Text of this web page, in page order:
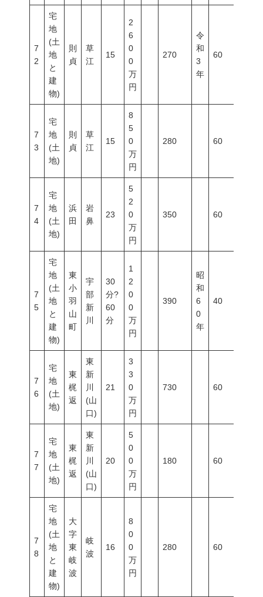
7
2
宅
地
(土
地
と
建
物)
則
貞
草
江
15
2
6
0
0
万
円
270
令
和
3
年
60
7
3
宅
地
(土
地)
則
貞
草
江
15
8
5
0
万
円
280 60
7
4
宅
地
(土
地)
浜
田
岩
鼻
23
5
2
0
万
円
350 60
7
5
宅
地
(土
地
と
建
物)
東
小
羽
山
町
宇
部
新
川
30
分?
60
分
1
2
0
0
万
円
390
昭
和
6
0
年
40
7
6
宅
地
(土
地)
東
梶
返
東
新
川
(山
口)
21
3
3
0
万
円
730 60
7
7
宅
地
(土
地)
東
梶
返
東
新
川
(山
口)
20
5
0
0
万
円
180 60
7
8
宅
地
(土
地
と
建
物)
大
字
東
岐
波
岐
波
16
8
0
0
万
円
280 60